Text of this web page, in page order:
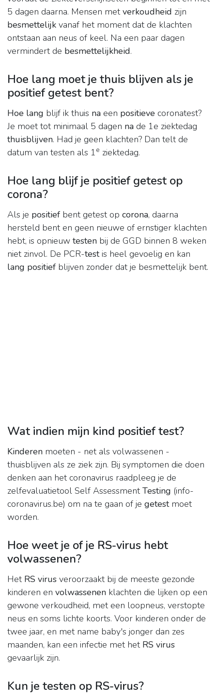
5 dagen daarna. Mensen metverkoudheid zijn
besmettelijk vanaf het moment dat de klachten
ontstaan aan neus of keel. Na een paar dagen
vermindert de besmettelijkheid.
Hoe lang moet je thuis blijven als je
positief getest bent?
Hoe lang blijf ik thuis na een positieve coronatest?
Je moet tot minimaal 5 dagen na de 1e ziektedag
thuisblijven. Had je geen klachten? Dan telt de
datum van testen als 1e ziektedag.
Hoe lang blijf je positief getest op
corona?
Als je positief bent getest op corona, daarna
hersteld bent en geen nieuwe of ernstiger klachten
hebt, is opnieuw testen bij de GGD binnen 8 weken
niet zinvol. De PCR-testis heel gevoelig en kan
lang positief blijven zonder dat je besmettelijk bent.
Wat indien mijn kind positief test?
Kinderen moeten - net als volwassenen -
thuisblijven als ze ziek zijn. Bij symptomen die doen
denken aan het coronavirus raadpleeg je de
zelfevaluatietool Self AssessmentTesting (info-
coronavirus.be) om na te gaan of je getestmoet
worden.
Hoe weet je of je RS-virus hebt
volwassenen?
Het RS virus veroorzaakt bij de meeste gezonde
kinderen en volwassenen klachten die lijken op een
gewone verkoudheid, met een loopneus, verstopte
neus en soms lichte koorts. Voor kinderen onder de
twee jaar, en met name baby's jonger dan zes
maanden, kan een infectie met het RS virus
gevaarlijk zijn.
Kun je testen op RS-virus?